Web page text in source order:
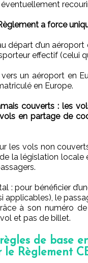
a force
départ d’un
effectif (celui
un aéroport en
en Europe.
couverts : les
en partage de
les vols non
la législation locale
: pour bénéficier
le
à son numéro de
et pas de billet.
de base
le Règlement